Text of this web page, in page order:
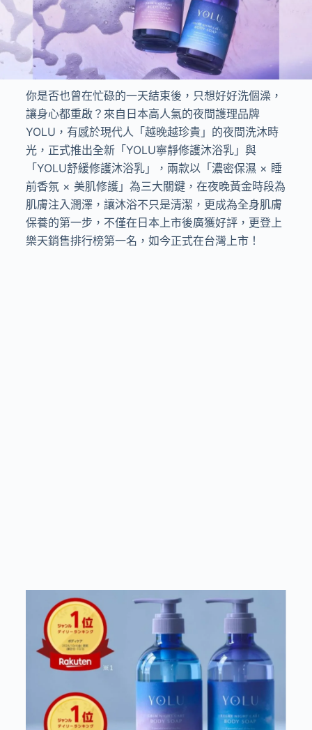
你是否也曾在忙碌的一天結束後，只想好好洗個澡，
讓身心都重啟？來自日本高人氣的夜間護理品牌
YOLU，有感於現代人「越晚越珍貴」的夜間洗沐時
光，正式推出全新「YOLU寧靜修護沐浴乳」與
「YOLU舒緩修護沐浴乳」，兩款以「濃密保濕 × 睡
前香氛 × 美肌修護」為三大關鍵，在夜晚黃金時段為
肌膚注入潤澤，讓沐浴不只是清潔，更成為全身肌膚
保養的第一步，不僅在日本上市後廣獲好評，更登上
樂天銷售排行榜第一名，如今正式在台灣上市！